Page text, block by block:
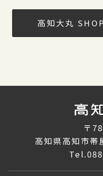
高知大丸
〒
高知県高知市帯
Tel.